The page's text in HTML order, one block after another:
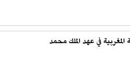
المغربية في عهد الملك محمد